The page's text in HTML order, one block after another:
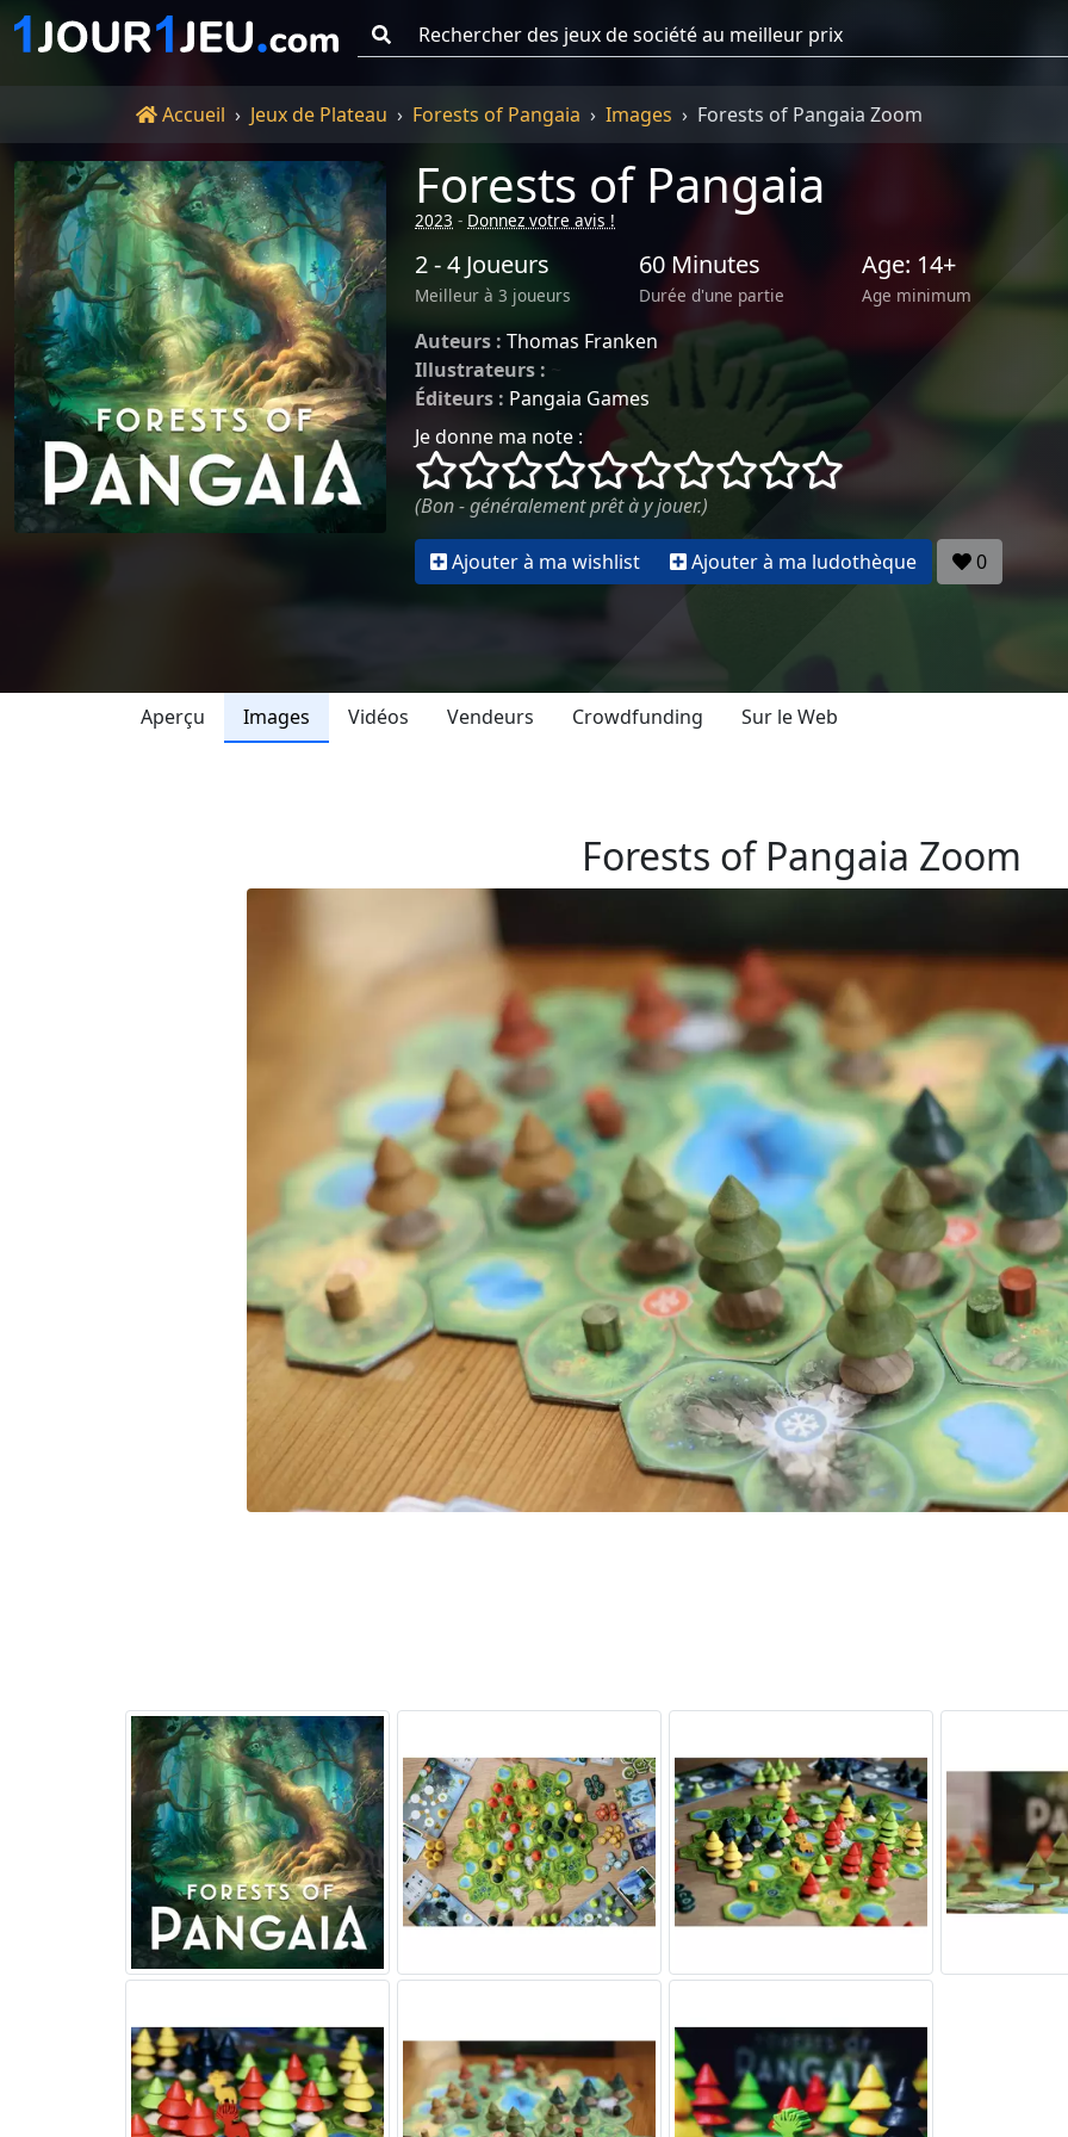
Accueil
Accueil Jeux de Plateau Forests of Pangaia Images Forests of Pangaia Zoom
Forests of Pangaia
2023 - Donnez votre avis !
2 - 4 Joueurs
Meilleur à 3 joueurs
60 Minutes
Durée d'une partie
Age: 14+
Age minimum
Auteurs : Thomas Franken
Illustrateurs : ~
Éditeurs : Pangaia Games
Je donne ma note :
()
() () () () () () () ()
()
(Bon - généralement prêt à y jouer.)
Ajouter à ma wishlist Ajouter à ma ludothèque 0
Aperçu Images Vidéos Vendeurs Crowdfunding Sur le Web
Forests of Pangaia Zoom